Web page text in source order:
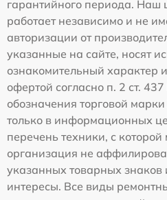
гарантийного периода. Наш
работает независимо и не
авторизации от
указанные на сайте, носят
ознакомительный характер
офертой согласно п. 2 ст.
обозначения торговой
только в информационных
перечень техники, с
организация не
указанных товарных знаков
интересы. Все виды